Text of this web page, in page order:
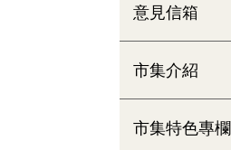
意見信箱
市集介紹
市集特色專欄